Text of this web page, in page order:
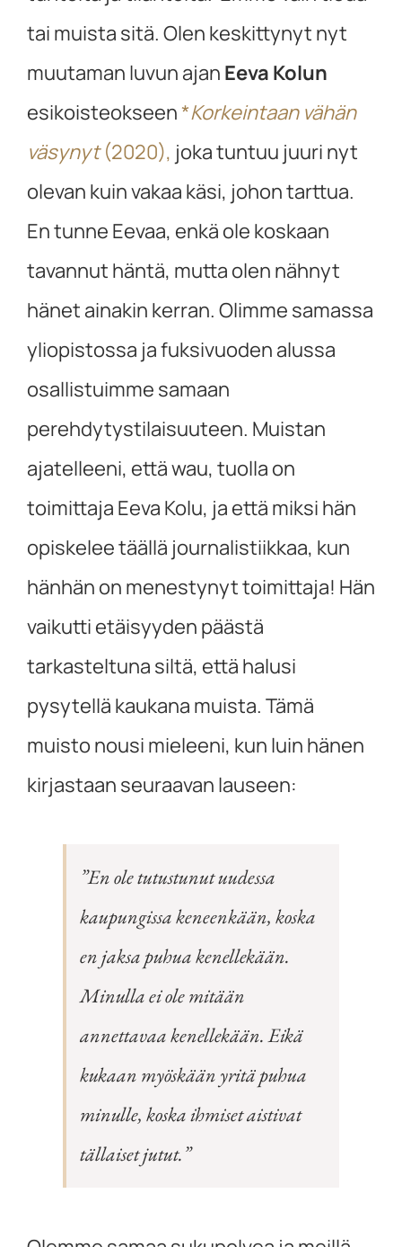
tai muista sitä. Olen keskittynyt nyt
muutaman luvun ajan Eeva Kolun
esikoisteokseen*Korkeintaan vähän
väsynyt(2020), joka tuntuu juuri nyt
olevan kuin vakaa käsi, johon tarttua.
En tunne Eevaa, enkä ole koskaan
tavannut häntä, mutta olen nähnyt
hänet ainakin kerran. Olimme samassa
yliopistossa ja fuksivuoden alussa
osallistuimme samaan
perehdytystilaisuuteen. Muistan
ajatelleeni, että wau, tuolla on
toimittaja Eeva Kolu, ja että miksi hän
opiskelee täällä journalistiikkaa, kun
hänhän on menestynyt toimittaja! Hän
vaikutti etäisyyden päästä
tarkasteltuna siltä, että halusi
pysytellä kaukana muista. Tämä
muisto nousi mieleeni, kun luin hänen
kirjastaan seuraavan lauseen:
”En ole tutustunut uudessa
kaupungissa keneenkään, koska
en jaksa puhua kenellekään.
Minulla ei ole mitään
annettavaa kenellekään. Eikä
kukaan myöskään yritä puhua
minulle, koska ihmiset aistivat
tällaiset jutut.”